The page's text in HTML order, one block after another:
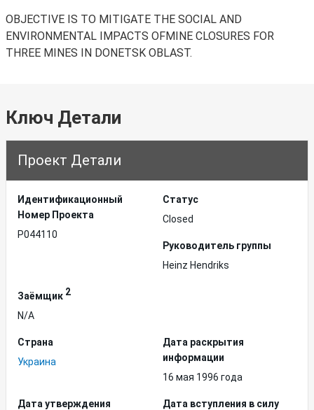
OBJECTIVE IS TO MITIGATE THE SOCIAL AND
ENVIRONMENTAL IMPACTS OFMINE CLOSURES FOR
THREE MINES IN DONETSK OBLAST.
Ключ Детали
Проект Детали
Идентификационный
Hомер Проекта
P044110
Статус
Closed
Руководитель группы
Heinz Hendriks
Заёмщик 2
N/A
Страна
Украина
Дата раскрытия
информации
16 мая 1996 года
Дата утверждения
Дата вступления в силу